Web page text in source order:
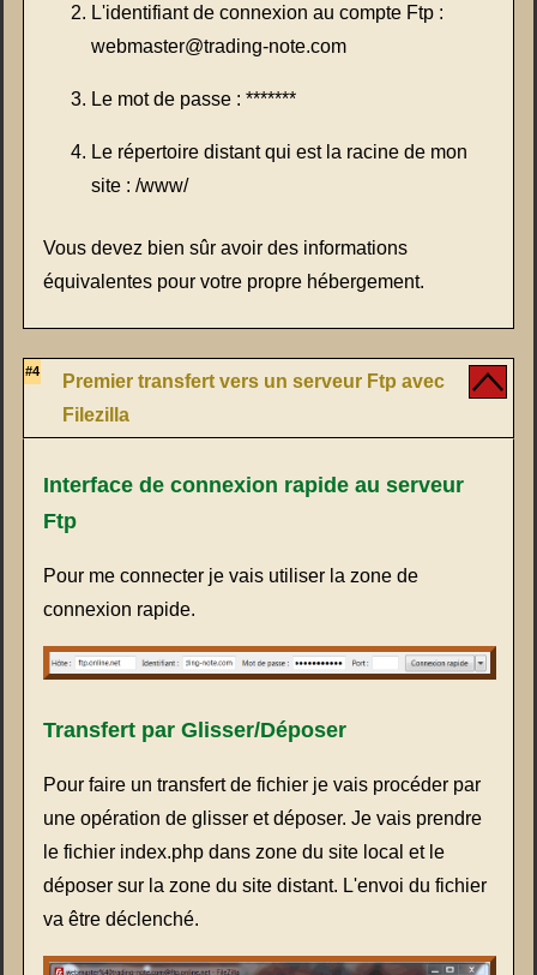
L'identifiant de connexion au compte Ftp :
webmaster@trading-note.com
Le mot de passe : *******
Le répertoire distant qui est la racine de mon
site : /www/
Vous devez bien sûr avoir des informations
équivalentes pour votre propre hébergement.
#4
Premier transfert vers un serveur Ftp avec
Filezilla
Interface de connexion rapide au serveur
Ftp
Pour me connecter je vais utiliser la zone de
connexion rapide.
Transfert par Glisser/Déposer
Pour faire un transfert de fichier je vais procéder par
une opération de glisser et déposer. Je vais prendre
le fichier index.php dans zone du site local et le
déposer sur la zone du site distant. L'envoi du fichier
va être déclenché.